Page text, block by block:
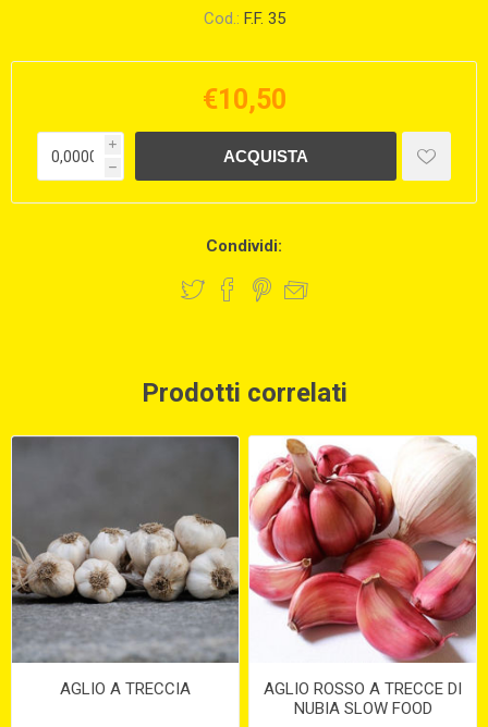
Cod.: F.F. 35
€10,50
i
h
Condividi:
Prodotti correlati
AGLIO A TRECCIA
AGLIO ROSSO A TRECCE DI
NUBIA SLOW FOOD